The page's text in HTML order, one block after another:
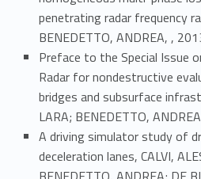
penetrating radar frequency
BENEDETTO, ANDREA, ,
Preface to the Special Issue
Radar for nondestructive
bridges and subsurface
LARA; BENEDETTO,
A driving simulator study of
deceleration lanes, CALVI,